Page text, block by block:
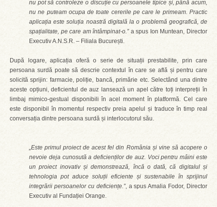
nu pot să controleze o discuție cu persoanele tipice și, până acum,
nu ne puteam ocupa de toate cererile pe care le primeam. Practic
aplicația este soluția noastră digitală la o problemă geografică, de
spațialitate, pe care am întâmpinat-o.”a spus Ion Muntean, Director
Executiv A.N.S.R. – Filiala București.
După logare, aplicația oferă o serie de situații prestabilite, prin care
persoana surdă poate să descrie contextul în care se află și pentru care
solicită sprijin: farmacie, poliție, bancă, primărie etc. Selectând una dintre
aceste opțiuni, deficientul de auz lansează un apel către toți interpreții în
limbaj mimico-gestual disponibili în acel moment în platformă. Cel care
este disponibil în momentul respectiv preia apelul și traduce în timp real
conversația dintre persoana surdă și interlocutorul său.
„Este primul proiect de acest fel din România și vine să acopere o
nevoie deja cunosută a deficienților de auz. Voci pentru mâini este
un proiect inovativ și demonstrează, încă o dată, că digitalul și
tehnologia pot aduce soluții eficiente și sustenabile în sprijinul
integrării persoanelor cu deficiențe.”, a spus Amalia Fodor, Director
Executiv al Fundației Orange.